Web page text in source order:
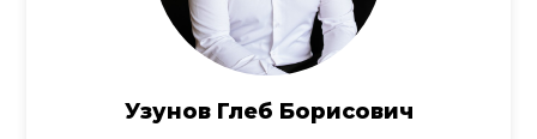
Узунов Глеб Борисович